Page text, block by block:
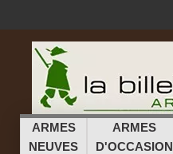
ARMES
NEUVES
ARMES
D'OCCASION